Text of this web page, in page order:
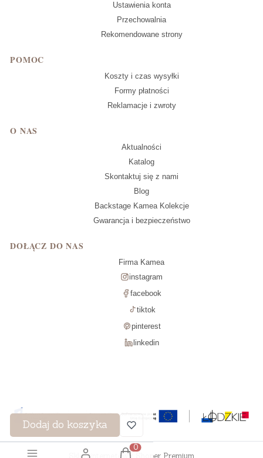
Ustawienia konta
Przechowalnia
Rekomendowane strony
POMOC
Koszty i czas wysyłki
Formy płatności
Reklamacje i zwroty
O NAS
Aktualności
Katalog
Skontaktuj się z nami
Blog
Backstage Kamea Kolekcje
Gwarancja i bezpieczeństwo
DOŁĄCZ DO NAS
Firma Kamea
instagram
facebook
tiktok
pinterest
linkedin
Dodaj do koszyka
Produkty w koszyku: 0.